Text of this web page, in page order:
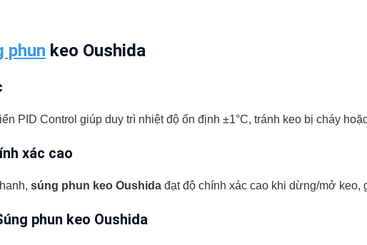
phun keo Oushida
PID Control giúp duy trì nhiệt độ ổn định ±1°C, tránh keo bị cháy
xác cao
súng phun keo Oushida đạt độ chính xác cao khi dừng/mở keo,
phun keo Oushida